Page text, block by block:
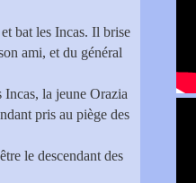
bat les Incas. Il brise
ami, et du général
la jeune Orazia
pris au piège des
le descendant des